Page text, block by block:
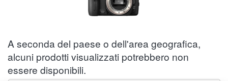
A seconda del paese o dell'area geografica,
alcuni prodotti visualizzati potrebbero non
essere disponibili.